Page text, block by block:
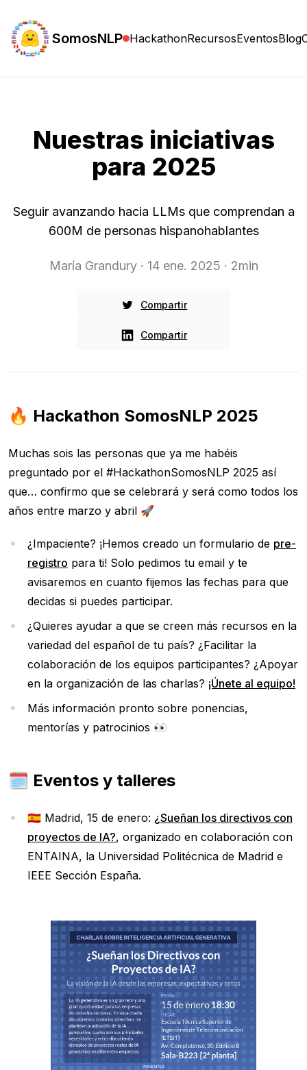
SomosNLP HackathonRecursosEventosBlog
Nuestras iniciativas
para 2025
Seguir avanzando hacia LLMs que comprendan a
600M de personas hispanohablantes
María Grandury· 14 ene. 2025 · 2min
Compartir
Compartir
🔥 Hackathon SomosNLP 2025
Muchas sois las personas que ya me habéis
preguntado por el #HackathonSomosNLP 2025 así
que… confirmo que se celebrará y será como todos los
años entre marzo y abril 🚀
¿Impaciente? ¡Hemos creado un formulario de pre-
registro para ti! Solo pedimos tu email y te
avisaremos en cuanto fijemos las fechas para que
decidas si puedes participar.
¿Quieres ayudar a que se creen más recursos en la
variedad del español de tu país? ¿Facilitar la
colaboración de los equipos participantes? ¿Apoyar
en la organización de las charlas? ¡Únete al equipo!
Más información pronto sobre ponencias,
mentorías y patrocinios 👀
🗓️ Eventos y talleres
🇪🇸 Madrid, 15 de enero: ¿Sueñan los directivos con
proyectos de IA?, organizado en colaboración con
ENTAINA, la Universidad Politécnica de Madrid e
IEEE Sección España.